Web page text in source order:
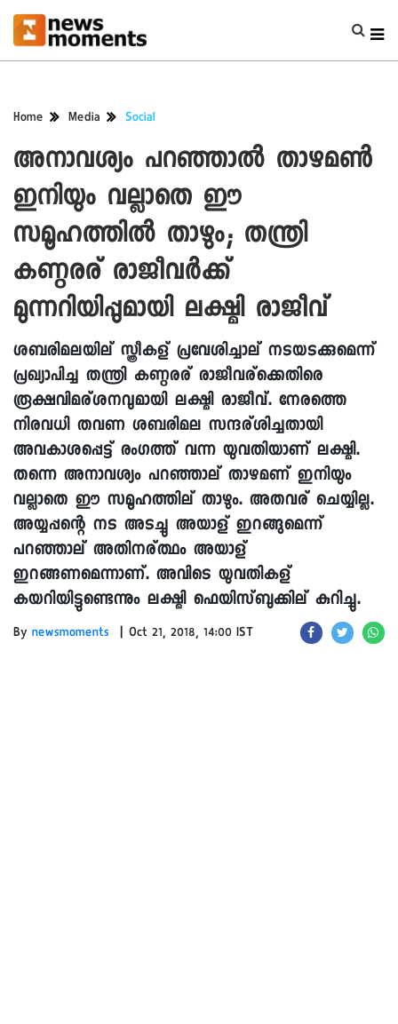
Home Media Social
അനാവശ്യം പറഞ്ഞാല്‍ താഴമണ്‍
ഇനിയും വല്ലാതെ ഈ
സമൂഹത്തില്‍ താഴും; തന്ത്രി
കണ്ഠരര് രാജീവര്‍ക്ക്
മുന്നറിയിപ്പുമായി ലക്ഷ്മി രാജീവ്
ശബരിമലയില് സ്ത്രീകള് പ്രവേശിച്ചാല് നടയടക്കുമെന്ന്
പ്രഖ്യാപിച്ച തന്ത്രി കണ്ഠരര് രാജീവര്ക്കെതിരെ
രൂക്ഷവിമര്ശനവുമായി ലക്ഷ്മി രാജീവ്. നേരത്തെ
നിരവധി തവണ ശബരിമല സന്ദര്ശിച്ചതായി
അവകാശപ്പെട്ട് രംഗത്ത് വന്ന യുവതിയാണ് ലക്ഷ്മി.
തന്നെ അനാവശ്യം പറഞ്ഞാല് താഴമണ് ഇനിയും
വല്ലാതെ ഈ സമൂഹത്തില് താഴും. അതവര് ചെയ്യില്ല.
അയ്യപ്പന്റെ നട അടച്ചു അയാള് ഇറങ്ങുമെന്ന്
പറഞ്ഞാല് അതിനര്ത്ഥം അയാള്
ഇറങ്ങണമെന്നാണ്. അവിടെ യുവതികള്
കയറിയിട്ടുണ്ടെന്നും ലക്ഷ്മി ഫെയിസ്ബുക്കില് കുറിച്ചു.
By newsmoments | Oct 21, 2018, 14:00 IST